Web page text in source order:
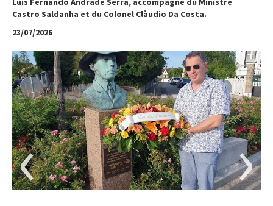
Castro Saldanha et du Colonel Clàudio Da Costa.
23/07/2026
‹ ›